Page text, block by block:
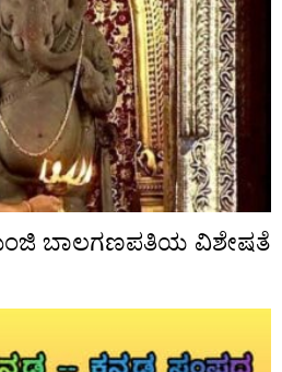
ಬಾಲಗಣಪತಿಯ ವಿಶೇಷತೆ